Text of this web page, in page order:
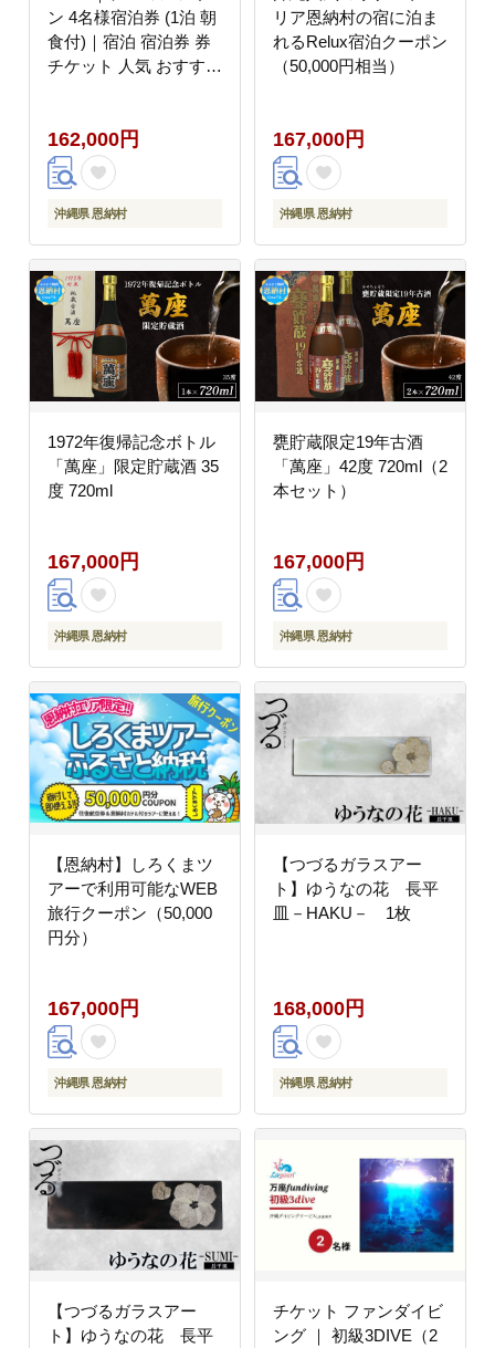
ン 4名様宿泊券 (1泊 朝
食付)｜宿泊 宿泊券 券
チケット 人気 おすすめ
恩納村
162,000円
沖縄県 恩納村
リア恩納村の宿に泊ま
れるRelux宿泊クーポン
（50,000円相当）
167,000円
沖縄県 恩納村
1972年復帰記念ボトル
「萬座」限定貯蔵酒 35
度 720ml
167,000円
沖縄県 恩納村
甕貯蔵限定19年古酒
「萬座」42度 720ml（2
本セット）
167,000円
沖縄県 恩納村
【恩納村】しろくまツ
アーで利用可能なWEB
旅行クーポン（50,000
円分）
167,000円
沖縄県 恩納村
【つづるガラスアー
ト】ゆうなの花 長平
皿－HAKU－ 1枚
168,000円
沖縄県 恩納村
【つづるガラスアー
ト】ゆうなの花 長平
チケット ファンダイビ
ング ｜ 初級3DIVE（2